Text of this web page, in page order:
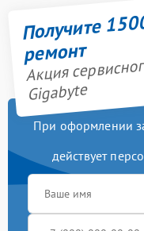
Получите
ремонт
Акция
Gigabyte
При оформлении
действует